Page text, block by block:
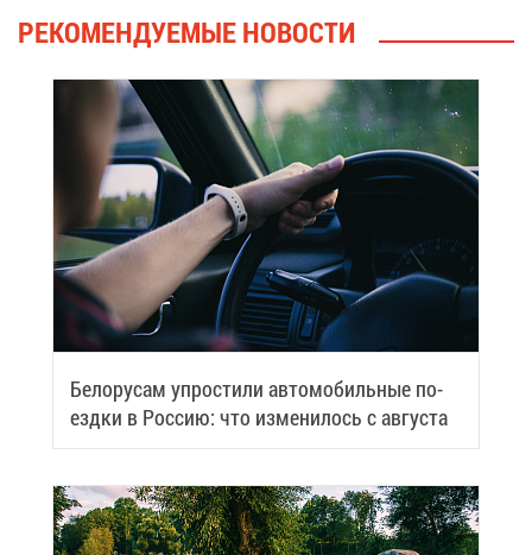
РЕ­КО­МЕН­ДУ­Е­МЫЕ НО­ВО­СТИ
Бе­ло­ру­сам упро­сти­ли ав­то­мо­биль­ные по­
езд­ки в Рос­сию: что из­ме­ни­лось с ав­гу­ста